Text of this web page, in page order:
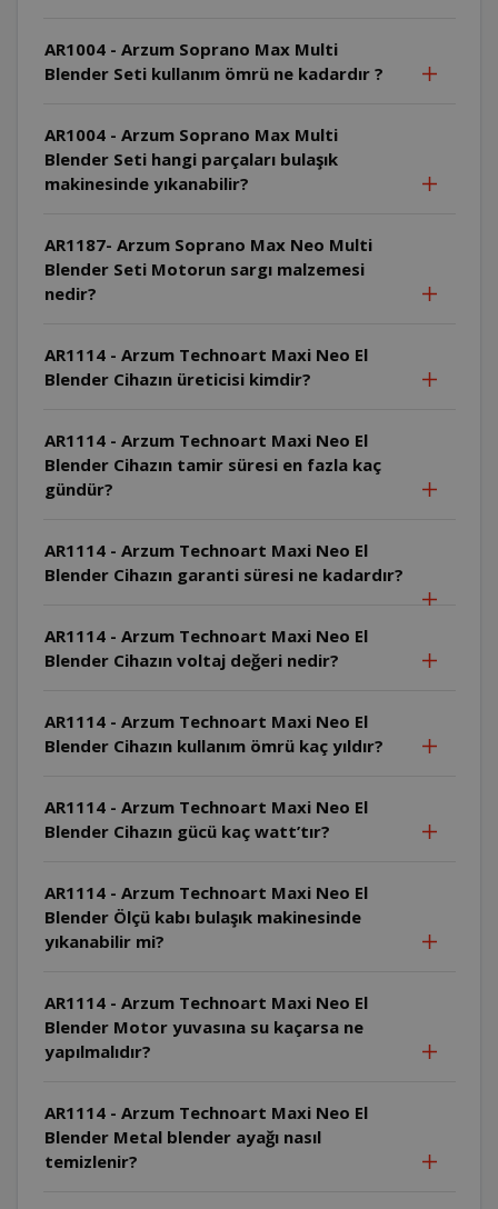
AR1004 - Arzum Soprano Max Multi
Blender Seti kullanım ömrü ne kadardır ?
AR1004 - Arzum Soprano Max Multi
Blender Seti hangi parçaları bulaşık
makinesinde yıkanabilir?
AR1187- Arzum Soprano Max Neo Multi
Blender Seti Motorun sargı malzemesi
nedir?
AR1114 - Arzum Technoart Maxi Neo El
Blender Cihazın üreticisi kimdir?
AR1114 - Arzum Technoart Maxi Neo El
Blender Cihazın tamir süresi en fazla kaç
gündür?
AR1114 - Arzum Technoart Maxi Neo El
Blender Cihazın garanti süresi ne kadardır?
AR1114 - Arzum Technoart Maxi Neo El
Blender Cihazın voltaj değeri nedir?
AR1114 - Arzum Technoart Maxi Neo El
Blender Cihazın kullanım ömrü kaç yıldır?
AR1114 - Arzum Technoart Maxi Neo El
Blender Cihazın gücü kaç watt’tır?
AR1114 - Arzum Technoart Maxi Neo El
Blender Ölçü kabı bulaşık makinesinde
yıkanabilir mi?
AR1114 - Arzum Technoart Maxi Neo El
Blender Motor yuvasına su kaçarsa ne
yapılmalıdır?
AR1114 - Arzum Technoart Maxi Neo El
Blender Metal blender ayağı nasıl
temizlenir?